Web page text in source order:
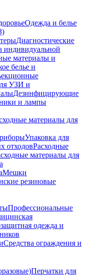
Одежда и белье
Диагностические
индивидуальной
материалы и
белье и
УЗИ и
Дезинфицирующие
и лампы
материалы для
Упаковка для
отходовРасходные
материалы для
Мешки
резиновые
Профессиональные
одежда и
Средства ограждения и
Перчатки для